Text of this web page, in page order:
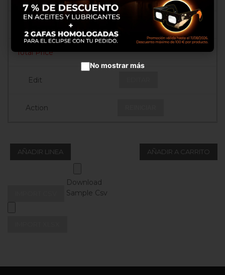
AÑADIR A CARRITO
AÑADIR LINEA
Download
Sample Csv
Aceptar cookies
No mostrar más